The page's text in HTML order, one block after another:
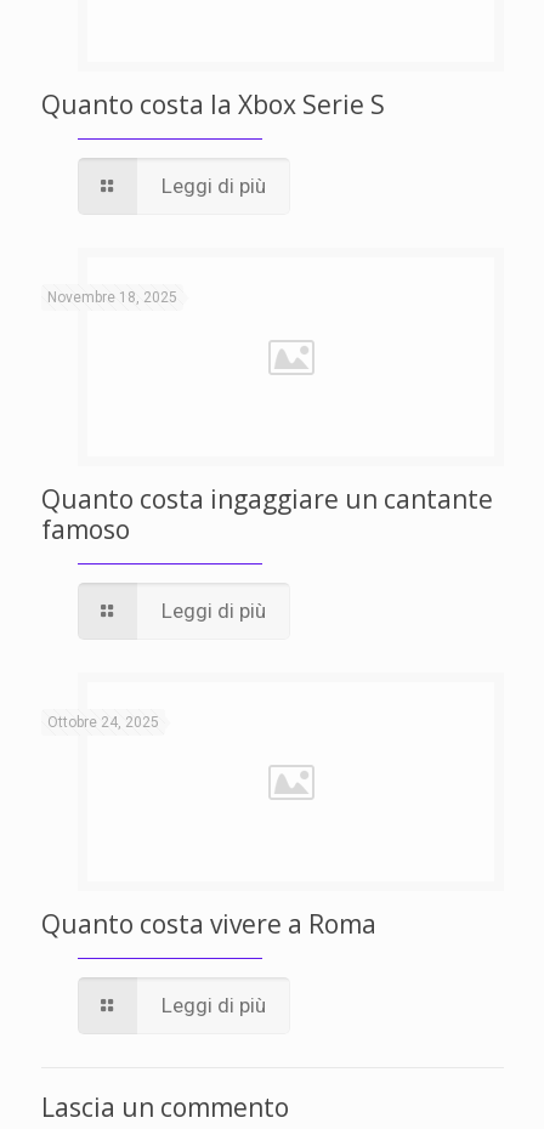
Quanto costa la Xbox Serie S
Leggi di più
Novembre 18, 2025
Quanto costa ingaggiare un cantante
famoso
Leggi di più
Ottobre 24, 2025
Quanto costa vivere a Roma
Leggi di più
Lascia un commento